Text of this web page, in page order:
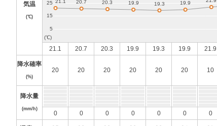
気温
(℃)
21.1 20.7 20.3 19.9 19.3 19.9 21.9
降水確率
(%)
20 20 20 20 20 20 10
降水量
(mm/h)
0 0 0 0 0 0 0